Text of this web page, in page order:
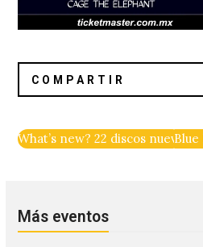
What’s new? 22 discos nuevos
Blue
Más eventos